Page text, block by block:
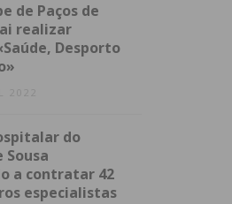
de Paços de
realizar
Desporto
2022
do
Sousa
a contratar 42
especialistas